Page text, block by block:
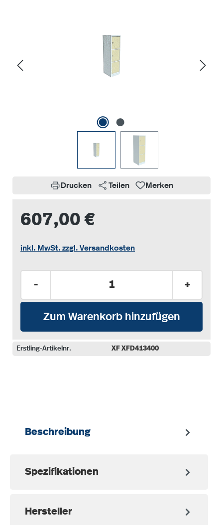
Drucken Teilen Merken
607,00 €
inkl. MwSt. zzgl. Versandkosten
- +
Zum Warenkorb hinzufügen
Erstling-Artikelnr. XF XFD413400
Beschreibung
Spezifikationen
Hersteller